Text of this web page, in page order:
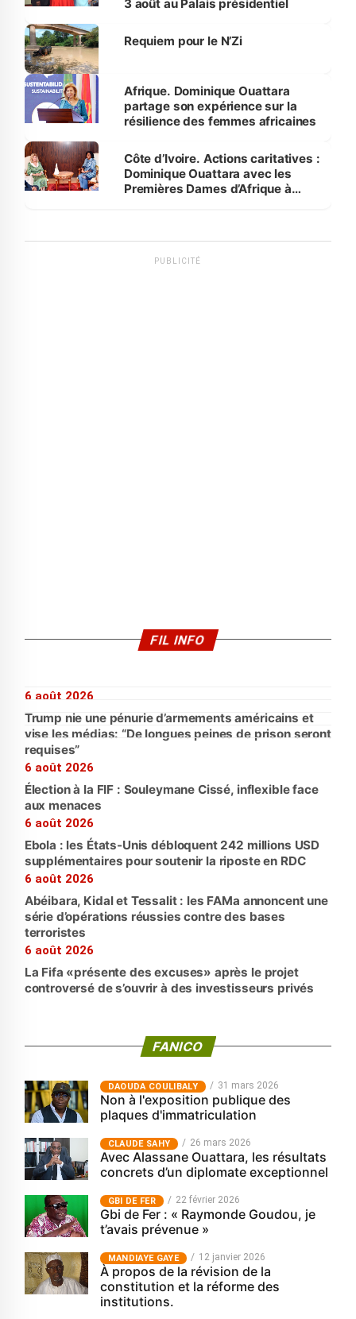
3 août au Palais présidentiel
Requiem pour le N’Zi
Afrique. Dominique Ouattara
partage son expérience sur la
résilience des femmes africaines
Côte d’Ivoire. Actions caritatives :
Dominique Ouattara avec les
Premières Dames d’Afrique à
PUBLICITÉ
FIL INFO
6 août 2026
Trump nie une pénurie d’armements américains et
vise les médias: “De longues peines de prison seront
requises”
6 août 2026
Élection à la FIF : Souleymane Cissé, inflexible face
aux menaces
6 août 2026
Ebola : les États-Unis débloquent 242 millions USD
supplémentaires pour soutenir la riposte en RDC
6 août 2026
Abéibara, Kidal et Tessalit : les FAMa annoncent une
série d’opérations réussies contre des bases
terroristes
6 août 2026
La Fifa «présente des excuses» après le projet
controversé de s’ouvrir à des investisseurs privés
FANICO
‎DAOUDA COULIBALY 31 mars 2026
Non à l'exposition publique des
plaques d'immatriculation
CLAUDE SAHY 26 mars 2026
Avec Alassane Ouattara, les résultats
concrets d’un diplomate exceptionnel
GBI DE FER 22 février 2026
Gbi de Fer : « Raymonde Goudou, je
t’avais prévenue »
MANDIAYE GAYE 12 janvier 2026
À propos de la révision de la
constitution et la réforme des
institutions.